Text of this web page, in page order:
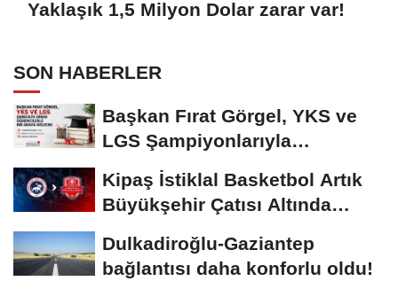
Yaklaşık 1,5 Milyon Dolar zarar var!
SON HABERLER
Başkan Fırat Görgel, YKS ve
LGS Şampiyonlarıyla
Buluşacak
Kipaş İstiklal Basketbol Artık
Büyükşehir Çatısı Altında
Dulkadiroğlu-Gaziantep
bağlantısı daha konforlu oldu!